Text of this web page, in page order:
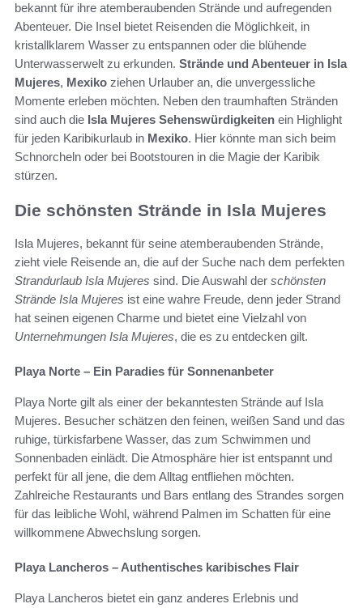
bekannt für ihre atemberaubenden Strände und aufregenden
Abenteuer. Die Insel bietet Reisenden die Möglichkeit, in
kristallklarem Wasser zu entspannen oder die blühende
Unterwasserwelt zu erkunden. Strände und Abenteuer in Isla
Mujeres, Mexiko ziehen Urlauber an, die unvergessliche
Momente erleben möchten. Neben den traumhaften Stränden
sind auch die Isla Mujeres Sehenswürdigkeiten ein Highlight
für jeden Karibikurlaub in Mexiko. Hier könnte man sich beim
Schnorcheln oder bei Bootstouren in die Magie der Karibik
stürzen.
Die schönsten Strände in Isla Mujeres
Isla Mujeres, bekannt für seine atemberaubenden Strände,
zieht viele Reisende an, die auf der Suche nach dem perfekten
Strandurlaub Isla Mujeres sind. Die Auswahl der schönsten
Strände Isla Mujeres ist eine wahre Freude, denn jeder Strand
hat seinen eigenen Charme und bietet eine Vielzahl von
Unternehmungen Isla Mujeres, die es zu entdecken gilt.
Playa Norte – Ein Paradies für Sonnenanbeter
Playa Norte gilt als einer der bekanntesten Strände auf Isla
Mujeres. Besucher schätzen den feinen, weißen Sand und das
ruhige, türkisfarbene Wasser, das zum Schwimmen und
Sonnenbaden einlädt. Die Atmosphäre hier ist entspannt und
perfekt für all jene, die dem Alltag entfliehen möchten.
Zahlreiche Restaurants und Bars entlang des Strandes sorgen
für das leibliche Wohl, während Palmen im Schatten für eine
willkommene Abwechslung sorgen.
Playa Lancheros – Authentisches karibisches Flair
Playa Lancheros bietet ein ganz anderes Erlebnis und